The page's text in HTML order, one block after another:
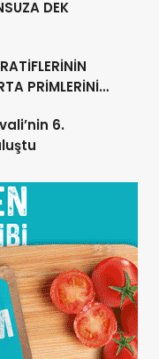
DEK
PRİMLERİNİ
6.